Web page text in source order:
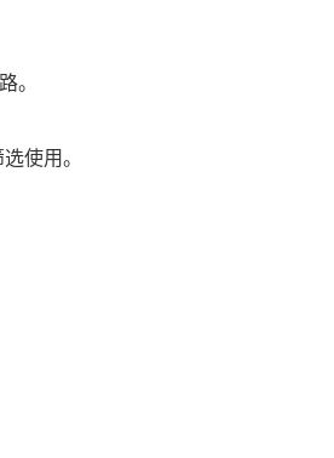
。
使用。